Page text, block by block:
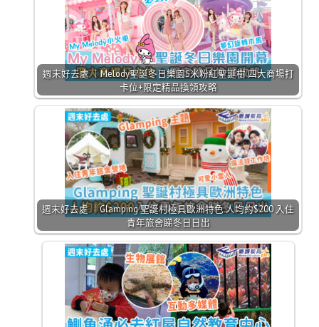
週末好去處 ｜Melody聖誕冬日樂園5米粉紅聖誕樹 四大商場打
卡位+限定精品換領攻略
週末好去處 ｜Glamping 聖誕村極具歐洲特色 人均約$200 入住
青年旅舍睇冬日日出